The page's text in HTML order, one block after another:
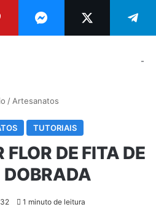
-
/ Artesanatos
TUTORIAIS
DE FITA DE
1 minuto de leitura